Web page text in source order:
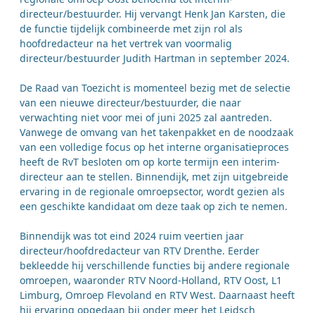
directeur/bestuurder. Hij vervangt Henk Jan Karsten, die
de functie tijdelijk combineerde met zijn rol als
hoofdredacteur na het vertrek van voormalig
directeur/bestuurder Judith Hartman in september 2024.
De Raad van Toezicht is momenteel bezig met de selectie
van een nieuwe directeur/bestuurder, die naar
verwachting niet voor mei of juni 2025 zal aantreden.
Vanwege de omvang van het takenpakket en de noodzaak
van een volledige focus op het interne organisatieproces
heeft de RvT besloten om op korte termijn een interim-
directeur aan te stellen. Binnendijk, met zijn uitgebreide
ervaring in de regionale omroepsector, wordt gezien als
een geschikte kandidaat om deze taak op zich te nemen.
Binnendijk was tot eind 2024 ruim veertien jaar
directeur/hoofdredacteur van RTV Drenthe. Eerder
bekleedde hij verschillende functies bij andere regionale
omroepen, waaronder RTV Noord-Holland, RTV Oost, L1
Limburg, Omroep Flevoland en RTV West. Daarnaast heeft
hij ervaring opgedaan bij onder meer het Leidsch